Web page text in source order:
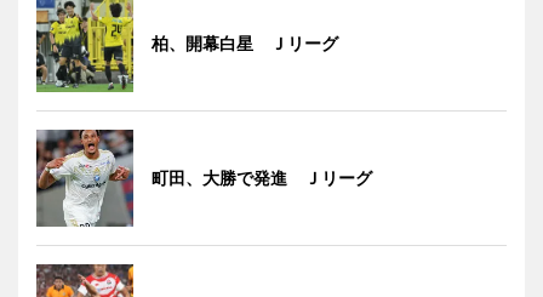
柏、開幕白星 Ｊリーグ
町田、大勝で発進 Ｊリーグ